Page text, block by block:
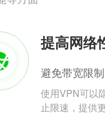
提高网络
避免带宽限制
使用VPN可以
止限速，提供